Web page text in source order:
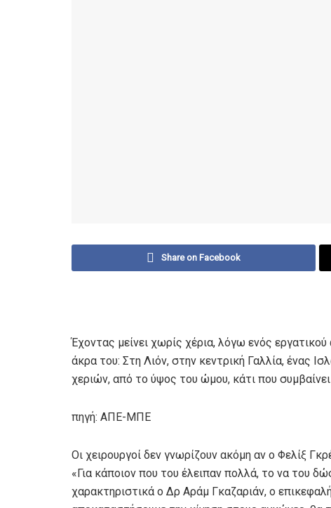
Share on Facebook
Έχοντας μείνει χωρίς χέρια, λόγω ενός
άκρα του: Στη Λιόν, στην κεντρική Γαλλία, ένας
χεριών, από το ύψος του ώμου, κάτι που
πηγή: ΑΠΕ-ΜΠΕ
Οι χειρουργοί δεν γνωρίζουν ακόμη αν ο Φελίξ
«Για κάποιον που του έλειπαν πολλά, το να του
χαρακτηριστικά ο Δρ Αράμ Γκαζαριάν, ο